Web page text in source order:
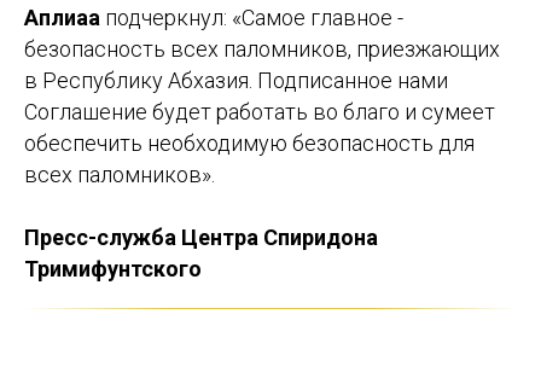
Аплиаа подчеркнул: «Самое главное -
безопасность всех паломников, приезжающих
в Республику Абхазия. Подписанное нами
Соглашение будет работать во благо и сумеет
обеспечить необходимую безопасность для
всех паломников».
Пресс-служба Центра Спиридона
Тримифунтского